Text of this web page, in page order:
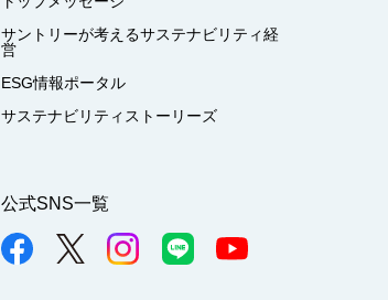
サントリーが考えるサステナビリティ経
営
ESG情報ポータル
サステナビリティストーリーズ
公式SNS一覧